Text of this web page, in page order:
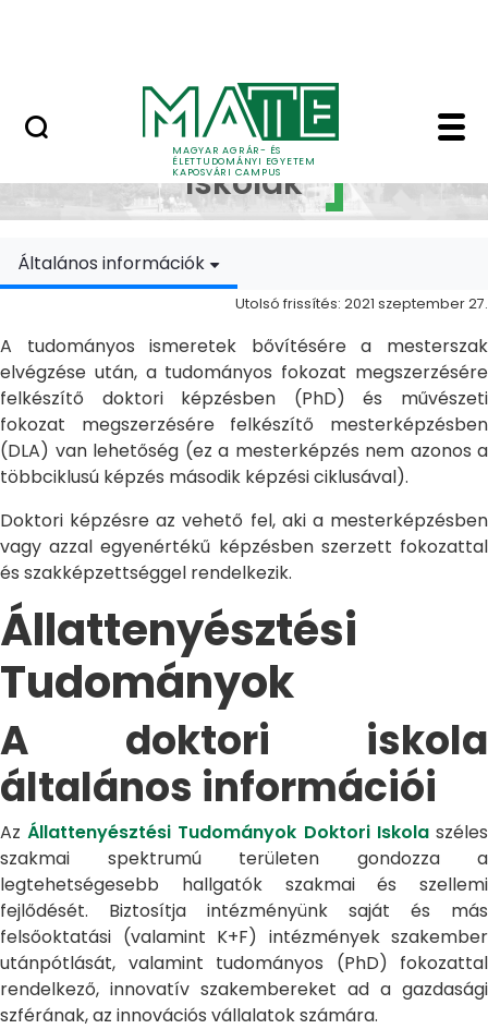
MAGYAR AGRÁR- ÉS
ÉLETTUDOMÁNYI EGYETEM
KAPOSVÁRI CAMPUS
Doktori Iskolák -
Doktori
Iskolák
Általános információk
Utolsó frissítés: 2021 szeptember 27.
A tudományos ismeretek bővítésére a mesterszak
elvégzése után, a tudományos fokozat megszerzésére
felkészítő doktori képzésben (PhD) és művészeti
fokozat megszerzésére felkészítő mesterképzésben
(DLA) van lehetőség (ez a mesterképzés nem azonos a
többciklusú képzés második képzési ciklusával).
Doktori képzésre az vehető fel, aki a mesterképzésben
vagy azzal egyenértékű képzésben szerzett fokozattal
és szakképzettséggel rendelkezik.
Állattenyésztési
Tudományok
A doktori iskola
általános információi
AzÁllattenyésztési Tudományok Doktori Iskolaszéles
szakmai spektrumú területen gondozza a
legtehetségesebb hallgatók szakmai és szellemi
fejlődését. Biztosítja intézményünk saját és más
felsőoktatási (valamint K+F) intézmények szakember
utánpótlását, valamint tudományos (PhD) fokozattal
rendelkező, innovatív szakembereket ad a gazdasági
szférának, az innovációs vállalatok számára.